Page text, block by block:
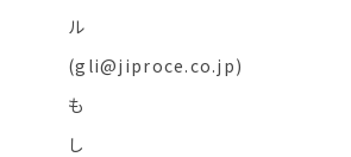
ル
(gli@jiproce.co.jp)
も
し